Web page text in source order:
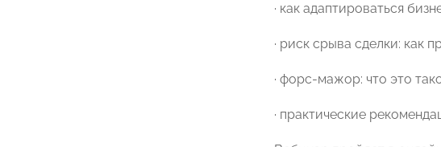
· как адаптироваться
· риск срыва сделки: как
· форс-мажор: что это
· практические